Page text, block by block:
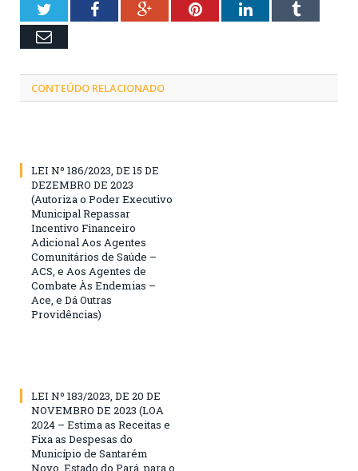
TwitterFacebookGoogle+PinterestLinkedInTumblr
Email
CONTEÚDO RELACIONADO
LEI Nº 186/2023, DE 15 DE
DEZEMBRO DE 2023
(Autoriza o Poder Executivo
Municipal Repassar
Incentivo Financeiro
Adicional Aos Agentes
Comunitários de Saúde –
ACS, e Aos Agentes de
Combate Às Endemias –
Ace, e Dá Outras
Providências)
LEI Nº 183/2023, DE 20 DE
NOVEMBRO DE 2023 (LOA
2024 – Estima as Receitas e
Fixa as Despesas do
Município de Santarém
Novo, Estado do Pará, para o